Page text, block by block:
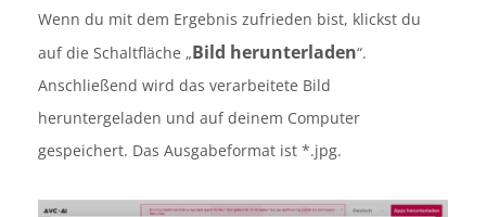
Wenn du mit dem Ergebnis zufrieden bist, klickst du
auf die Schaltfläche „Bild herunterladen“.
Anschließend wird das verarbeitete Bild
heruntergeladen und auf deinem Computer
gespeichert. Das Ausgabeformat ist *.jpg.